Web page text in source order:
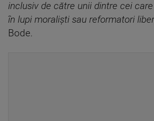
inclusiv de către unii dintre cei
în lupi moralişti sau reformatori
Bode.